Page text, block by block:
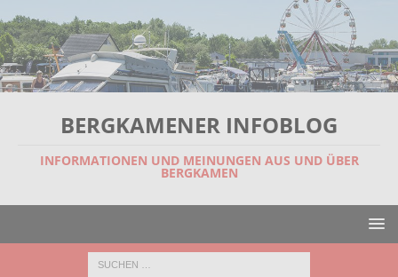
BERGKAMENER INFOBLOG
INFORMATIONEN UND MEINUNGEN AUS UND ÜBER
BERGKAMEN